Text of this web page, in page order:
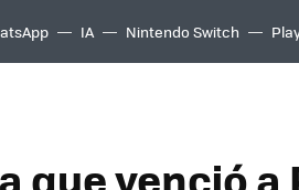
IA Nintendo Switch